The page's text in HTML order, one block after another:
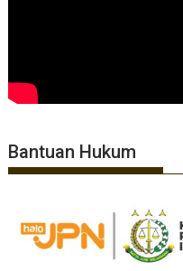
Bantuan Hukum